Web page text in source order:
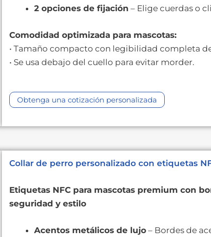
2 opciones de fijación – Elige cuerdas o
Comodidad optimizada para mascotas:
• Tamaño compacto con legibilidad completa
• Se usa debajo del cuello para evitar morder.
Obtenga una cotización personalizada
Collar de perro personalizado con etiquetas
Etiquetas NFC para mascotas premium con
seguridad y estilo
Acentos metálicos de lujo – Bordes de